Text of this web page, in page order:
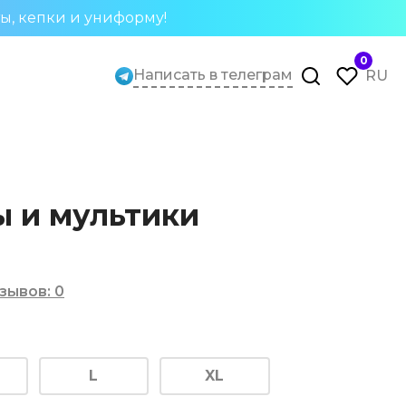
кепки и униформу!
Написать в телеграм
0
RU
и мультики
: 0
L XL